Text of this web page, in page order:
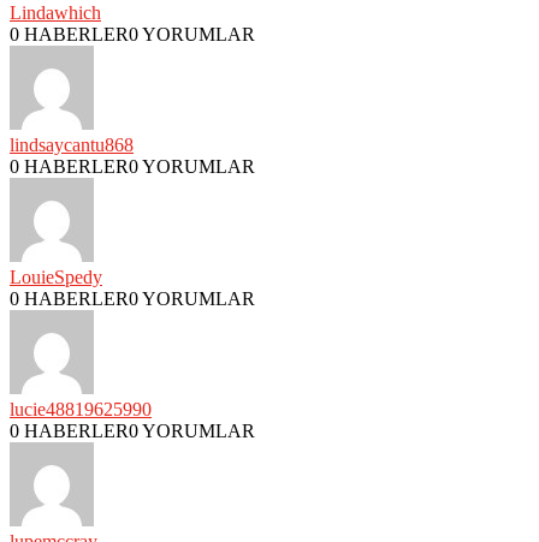
Lindawhich
0 HABERLER0 YORUMLAR
lindsaycantu868
0 HABERLER0 YORUMLAR
LouieSpedy
0 HABERLER0 YORUMLAR
lucie48819625990
0 HABERLER0 YORUMLAR